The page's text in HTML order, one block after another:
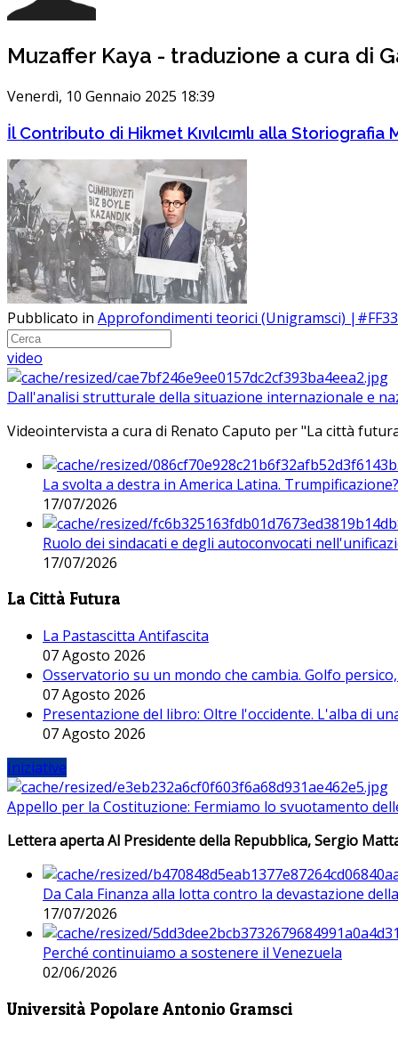
Muzaffer Kaya - traduzione a cura di
Venerdì, 10 Gennaio 2025 18:39
İl Contributo di Hikmet Kıvılcımlı alla
Pubblicato in Approfondimenti teorici (Unigramsci)
video
Dall'analisi strutturale della situazione internazionale e
Videointervista a cura di Renato Caputo per "La città
La svolta a destra in America Latina. Trumpificazione?
17/07/2026
Ruolo dei sindacati e degli autoconvocati
17/07/2026
La Città Futura
La Pastascitta Antifascita
07 Agosto 2026
Osservatorio su un mondo che cambia. Golfo
07 Agosto 2026
Presentazione del libro: Oltre l'occidente. L'alba di
07 Agosto 2026
Iniziative
Appello per la Costituzione: Fermiamo lo svuotamento
Lettera aperta Al Presidente della Repubblica, Sergio
Da Cala Finanza alla lotta contro la devastazione
17/07/2026
Perché continuiamo a sostenere il Venezuela
02/06/2026
Università Popolare Antonio Gramsci